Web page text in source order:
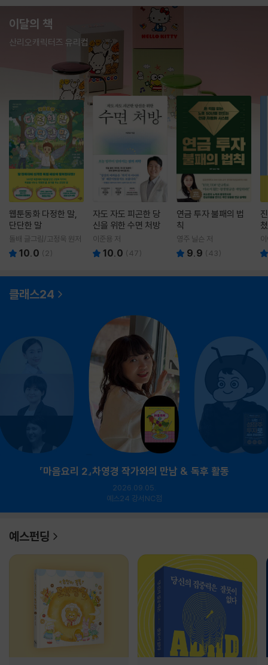
이달의 책
산리오캐릭터즈 유리컵
웹툰동화 다정한 말,
단단한 말
돌배 글그림/고정욱 원저
10.0 ( 2)
자도 자도 피곤한 당
신을 위한 수면 처방
이준용 저
10.0 (47)
연금 투자 불패의 법
칙
영주 닐슨 저
9.9 (43)
클래스24
『마음요리 2』차영경 작가와의 만남 & 독후 활동
2026.09.05.
예스24 강서NC점
예스펀딩